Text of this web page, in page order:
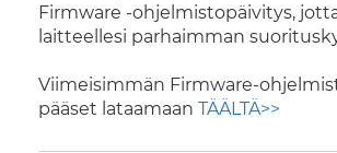
Firmware -ohjelmistopäivitys,
laitteellesi parhaimman
Viimeisimmän Firmware-
pääset lataamaan TÄÄLTÄ>>